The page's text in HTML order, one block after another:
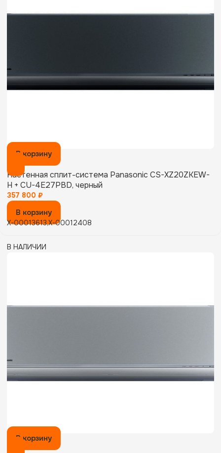
В корзину
Настенная сплит-система Panasonic CS-XZ20ZKEW-
H + CU-4E27PBD, черный
357 800 ₽
В корзину
X-00013613,X-00012408
В НАЛИЧИИ
В корзину